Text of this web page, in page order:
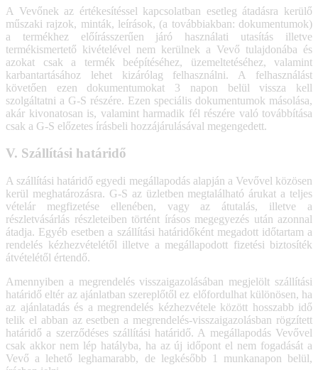
A Vevőnek az értékesítéssel kapcsolatban esetleg átadásra kerülő
műszaki rajzok, minták, leírások, (a továbbiakban: dokumentumok)
a termékhez előírásszerűen járó használati utasítás illetve
termékismertető kivételével nem kerülnek a Vevő tulajdonába és
azokat csak a termék beépítéséhez, üzemeltetéséhez, valamint
karbantartásához lehet kizárólag felhasználni. A felhasználást
követően ezen dokumentumokat 3 napon belül vissza kell
szolgáltatni a G-S részére. Ezen speciális dokumentumok másolása,
akár kivonatosan is, valamint harmadik fél részére való továbbítása
csak a G-S előzetes írásbeli hozzájárulásával megengedett.
V. Szállítási határidő
A szállítási határidő egyedi megállapodás alapján a Vevővel közösen
kerül meghatározásra. G-S az üzletben megtalálható árukat a teljes
vételár megfizetése ellenében, vagy az átutalás, illetve a
részletvásárlás részleteiben történt írásos megegyezés után azonnal
átadja. Egyéb esetben a szállítási határidőként megadott időtartam a
rendelés kézhezvételétől illetve a megállapodott fizetési biztosíték
átvételétől értendő.
Amennyiben a megrendelés visszaigazolásában megjelölt szállítási
határidő eltér az ajánlatban szereplőtől ez előfordulhat különösen, ha
az ajánlatadás és a megrendelés kézhezvétele között hosszabb idő
telik el abban az esetben a megrendelés-visszaigazolásban rögzített
határidő a szerződéses szállítási határidő. A megállapodás Vevővel
csak akkor nem lép hatályba, ha az új időpont el nem fogadását a
Vevő a lehető leghamarabb, de legkésőbb 1 munkanapon belül,